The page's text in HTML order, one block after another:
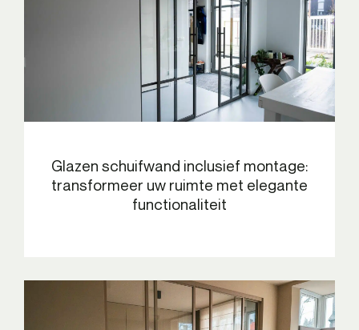
Glazen schuifwand inclusief montage:
transformeer uw ruimte met elegante
functionaliteit